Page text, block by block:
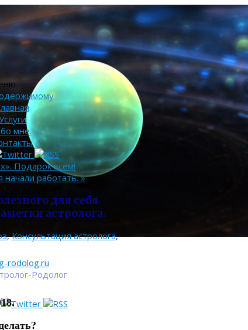
rodolog.ru
Родолог
мне.
Подарок всем!
начали работать.»
для себя
астролога.
,Консультация астролога,